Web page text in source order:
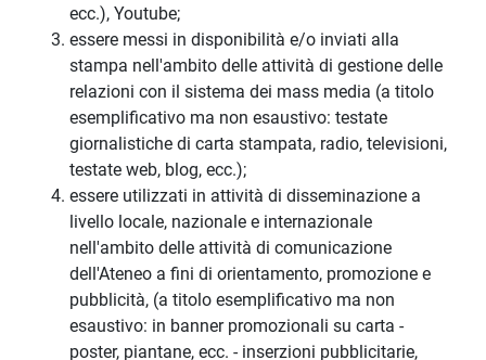
ecc.), Youtube;
essere messi in disponibilità e/o inviati alla
stampa nell'ambito delle attività di gestione delle
relazioni con il sistema dei mass media (a titolo
esemplificativo ma non esaustivo: testate
giornalistiche di carta stampata, radio, televisioni,
testate web, blog, ecc.);
essere utilizzati in attività di disseminazione a
livello locale, nazionale e internazionale
nell'ambito delle attività di comunicazione
dell'Ateneo a fini di orientamento, promozione e
pubblicità, (a titolo esemplificativo ma non
esaustivo: in banner promozionali su carta -
poster, piantane, ecc. - inserzioni pubblicitarie,